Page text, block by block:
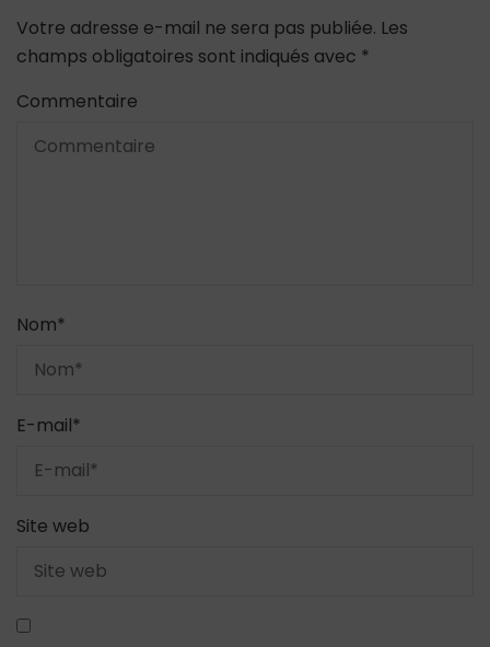
Votre adresse e-mail ne sera pas publiée. Les
champs obligatoires sont indiqués avec *
Commentaire
Nom*
E-mail*
Site web